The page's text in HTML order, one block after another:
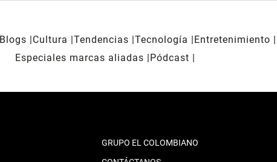
Blogs Cultura Tendencias Tecnología Entretenimiento
Especiales marcas aliadas
Pódcast
GRUPO EL COLOMBIANO